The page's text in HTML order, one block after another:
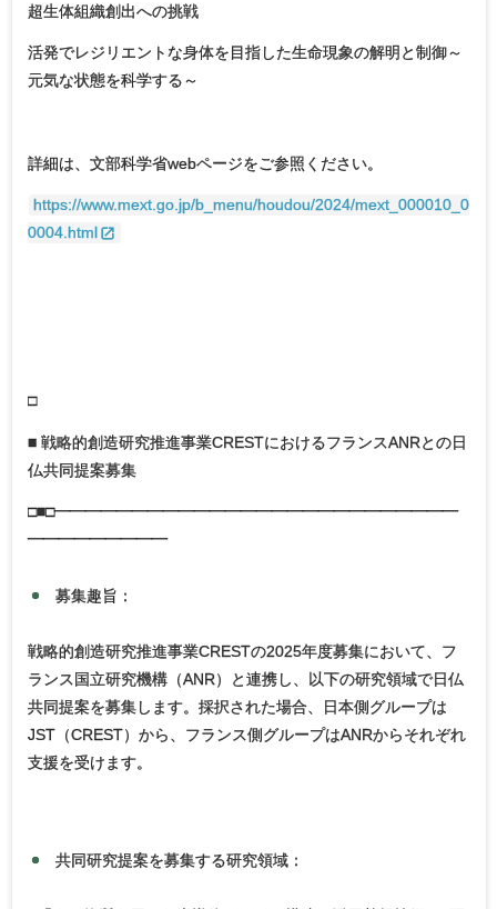
超生体組織創出への挑戦
活発でレジリエントな身体を目指した生命現象の解明と制御～
元気な状態を科学する～
詳細は、文部科学省webページをご参照ください。
https://www.mext.go.jp/b_menu/houdou/2024/mext_000010_0
0004.html
□
■ 戦略的創造研究推進事業CRESTにおけるフランスANRとの日
仏共同提案募集
□■□━━━━━━━━━━━━━━━━━━━━━━━━━━
━━━━━━━━━
募集趣旨：
戦略的創造研究推進事業CRESTの2025年度募集において、フ
ランス国立研究機構（ANR）と連携し、以下の研究領域で日仏
共同提案を募集します。採択された場合、日本側グループは
JST（CREST）から、フランス側グループはANRからそれぞれ
支援を受けます。
共同研究提案を募集する研究領域：